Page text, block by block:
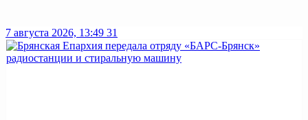
7 августа 2026, 13:49 31